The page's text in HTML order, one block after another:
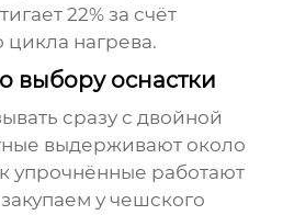
22% за счёт
нагрева.
выбору оснастки
сразу с двойной
выдерживают около
упрочнённые работают
у чешского